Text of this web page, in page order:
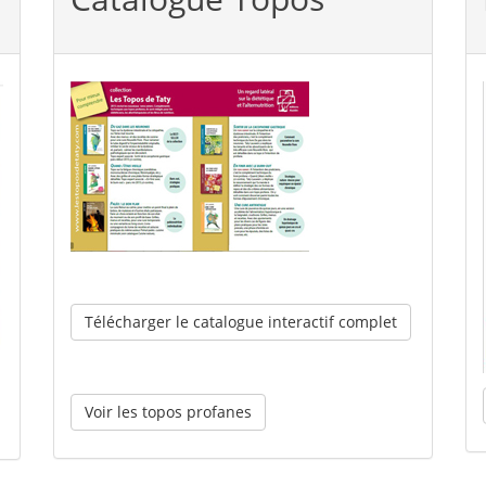
Télécharger le catalogue interactif complet
Voir les topos profanes